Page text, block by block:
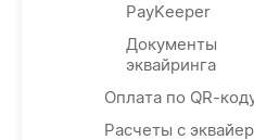
PayKeeper
Документы
эквайринга
Оплата по QR-
Расчеты с